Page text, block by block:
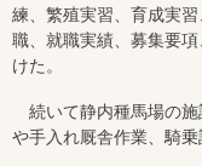
練、繁殖実習、育成実
職、就職実績、募集要
けた。
続いて静内種馬場の施
や手入れ厩舎作業、騎乗